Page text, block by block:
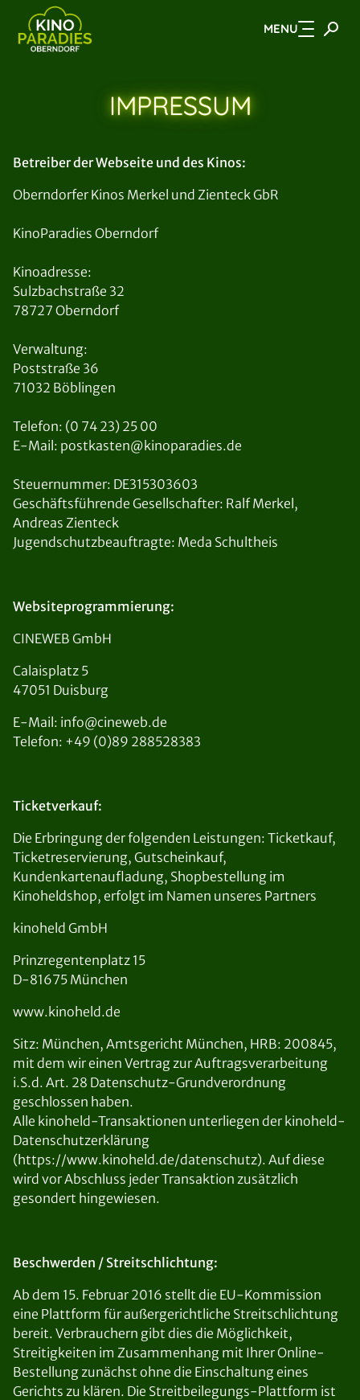
Zum Hauptinhalt springen MENU
IMPRESSUM
Betreiber der Webseite und des Kinos:
Oberndorfer Kinos Merkel und Zienteck GbR
KinoParadies Oberndorf
Kinoadresse:
Sulzbachstraße 32
78727 Oberndorf
Verwaltung:
Poststraße 36
71032 Böblingen
Telefon: (0 74 23) 25 00
E-Mail: postkasten@kinoparadies.de
Steuernummer: DE315303603
Geschäftsführende Gesellschafter: Ralf Merkel,
Andreas Zienteck
Jugendschutzbeauftragte: Meda Schultheis
Websiteprogrammierung:
CINEWEB GmbH
Calaisplatz 5
47051 Duisburg
E-Mail: info@cineweb.de
Telefon: +49 (0)89 288528383
Ticketverkauf:
Die Erbringung der folgenden Leistungen: Ticketkauf,
Ticketreservierung, Gutscheinkauf,
Kundenkartenaufladung, Shopbestellung im
Kinoheldshop, erfolgt im Namen unseres Partners
kinoheld GmbH
Prinzregentenplatz 15
D-81675 München
www.kinoheld.de
Sitz: München, Amtsgericht München, HRB: 200845,
mit dem wir einen Vertrag zur Auftragsverarbeitung
i.S.d. Art. 28 Datenschutz-Grundverordnung
geschlossen haben.
Alle kinoheld-Transaktionen unterliegen der kinoheld-
Datenschutzerklärung
(https://www.kinoheld.de/datenschutz). Auf diese
wird vor Abschluss jeder Transaktion zusätzlich
gesondert hingewiesen.
Beschwerden / Streitschlichtung:
Ab dem 15. Februar 2016 stellt die EU-Kommission
eine Plattform für außergerichtliche Streitschlichtung
bereit. Verbrauchern gibt dies die Möglichkeit,
Streitigkeiten im Zusammenhang mit Ihrer Online-
Bestellung zunächst ohne die Einschaltung eines
Gerichts zu klären. Die Streitbeilegungs-Plattform ist